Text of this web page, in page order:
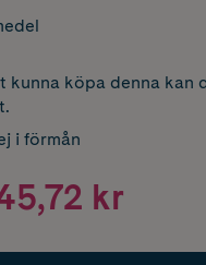
kunna köpa denna kan
i förmån
kr